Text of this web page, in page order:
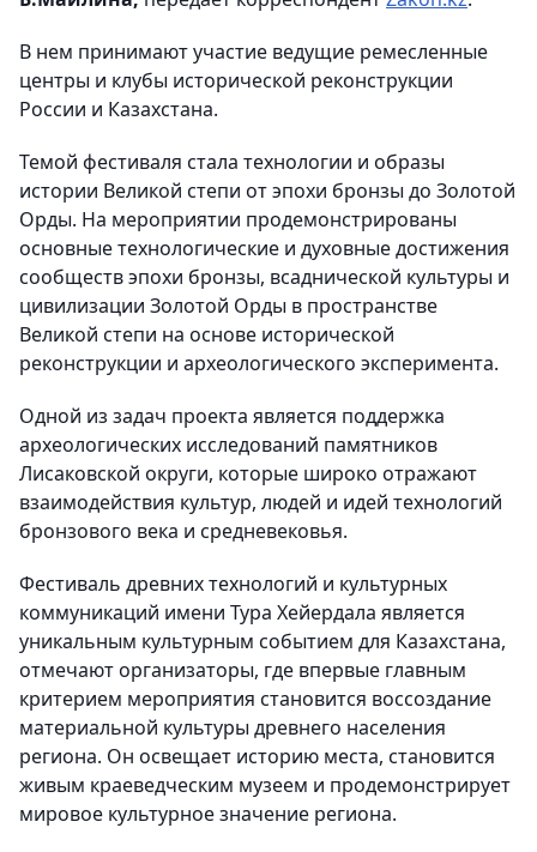
В нем принимают участие ведущие ремесленные
центры и клубы исторической реконструкции
России и Казахстана.
Темой фестиваля стала технологии и образы
истории Великой степи от эпохи бронзы до Золотой
Орды. На мероприятии продемонстрированы
основные технологические и духовные достижения
сообществ эпохи бронзы, всаднической культуры и
цивилизации Золотой Орды в пространстве
Великой степи на основе исторической
реконструкции и археологического эксперимента.
Одной из задач проекта является поддержка
археологических исследований памятников
Лисаковской округи, которые широко отражают
взаимодействия культур, людей и идей технологий
бронзового века и средневековья.
Фестиваль древних технологий и культурных
коммуникаций имени Тура Хейердала является
уникальным культурным событием для Казахстана,
отмечают организаторы, где впервые главным
критерием мероприятия становится воссоздание
материальной культуры древнего населения
региона. Он освещает историю места, становится
живым краеведческим музеем и продемонстрирует
мировое культурное значение региона.